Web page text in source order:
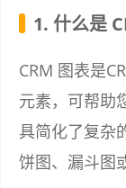
1. 什么是
CRM 图表是
元素，可帮助
具简化了复杂
饼图、漏斗图